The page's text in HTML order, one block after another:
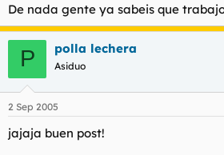
De nada gente ya sabeis que
P polla lechera
Asiduo
2 Sep 2005
jajaja buen post!